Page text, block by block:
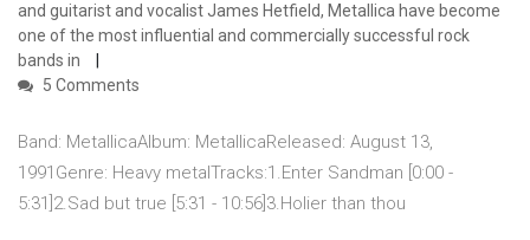
and guitarist and vocalist James Hetfield, Metallica have become
one of the most influential and commercially successful rock
bands in
5 Comments
Band: MetallicaAlbum: MetallicaReleased: August 13,
1991Genre: Heavy metalTracks:1.Enter Sandman [0:00 -
5:31]2.Sad but true [5:31 - 10:56]3.Holier than thou